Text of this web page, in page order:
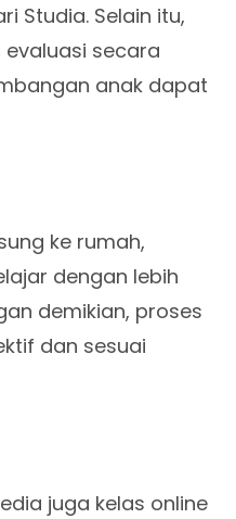
Studia. Selain itu,
secara
anak dapat
ke rumah,
dengan lebih
demikian, proses
dan sesuai
juga kelas online